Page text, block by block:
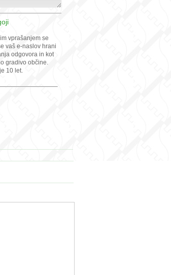
vprašanjem se
vaš e-naslov hrani
odgovora in kot
gradivo občine.
10 let.